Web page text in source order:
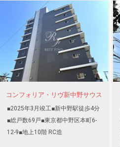
コンフォリア・リヴ新中野サウス
■2025年3月竣工■新中野駅徒歩4分
■総戸数69戸■東京都中野区本町6-
12-9■地上10階 RC造